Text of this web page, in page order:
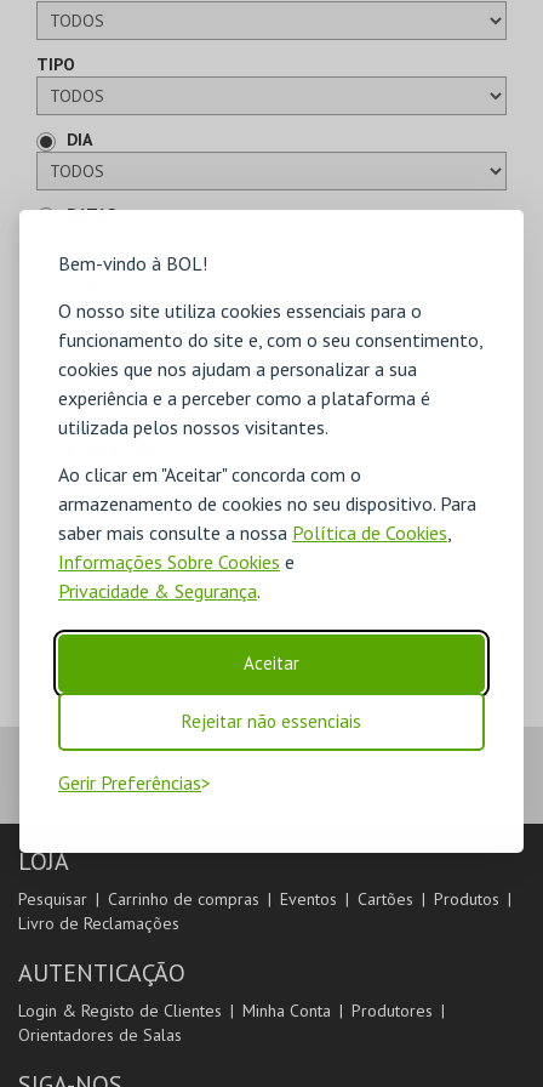
Bem-vindo à BOL!
O nosso site utiliza cookies essenciais para o
funcionamento do site e, com o seu consentimento,
cookies que nos ajudam a personalizar a sua
experiência e a perceber como a plataforma é
utilizada pelos nossos visitantes.
Ao clicar em "Aceitar" concorda com o
armazenamento de cookies no seu dispositivo. Para
saber mais consulte a nossa Política de Cookies
Informações Sobre Cookies e
Privacidade & Segurança.
Aceitar
Rejeitar não essenciais
Gerir Preferências
TIPO
DIA
DATAS
LOCAL
TIPO
MERCHANDISE
TIPO
LOJA
Pesquisar Carrinho de compras Eventos Cartões
Produtos
Livro de Reclamações
AUTENTICAÇÃO
Login & Registo de Clientes Minha Conta
Produtores
Orientadores de Salas